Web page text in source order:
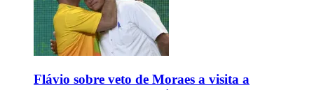
Flávio sobre veto de Moraes a visita a